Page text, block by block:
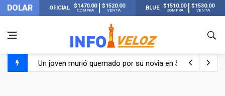
DOLAR OFICIAL $1470.00
COMPRA
$1520.00
VENTA BLUE $1510.00
COMPRA
$1530.00
VENTA
Un joven murió quemado por su novia en San Luis: